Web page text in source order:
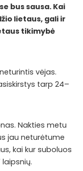
bus sausa. Kai
lietaus, gali ir
tikimybė
vėjas.
tarp 24–
Nakties metu
jau neturėtume
kai kur suboluos
laipsnių.